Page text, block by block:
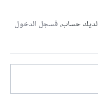
لديك حساب،فسجل الدخول